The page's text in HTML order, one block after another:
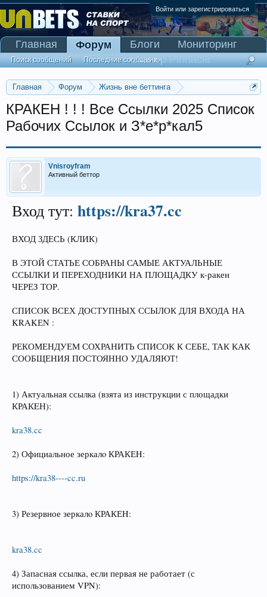
Войти или зарегистрироваться
Главная Форум
Жизнь вне беттинга
КРАКЕН ! ! ! Все Ссылки 2025 Список
Рабочих Ссылок и З*е*р*кал5
Vnisroyfram
Активный беттор
Вход тут: https://kra37.cc
ВХОД ЗДЕСЬ (КЛИК)
В ЭТОЙ СТАТЬЕ СОБРАНЫ САМЫЕ АКТУАЛЬНЫЕ
ССЫЛКИ И ПЕРЕХОДНИКИ НА ПЛОЩАДКУ к‑ракен
ЧЕРЕЗ ТОР.
СПИСОК ВСЕХ ДОСТУПНЫХ ССЫЛОК ДЛЯ ВХОДА НА
KRAKЕN :
РЕКОМЕНДУЕМ СОХРАНИТЬ СПИСОК К СЕБЕ, ТАК КАК
СООБЩЕНИЯ ПОСТОЯННО УДАЛЯЮТ!
1) Актуальная ссылка (взята из инструкции с площадки
КРАКEН):
kra38.cc
2) Официальное зеркалo КРАКЕH:
https://kra38----cc.ru
3) Резервное зеркалo КРАКЕH:
kra38.cc
4) Запасная ссылка, если первая не работает (с
использованием VPN):
Главная Форум
Поиск сообщений Последние сообщения
Блоги
Мониторинг
Сканер Pinnacle